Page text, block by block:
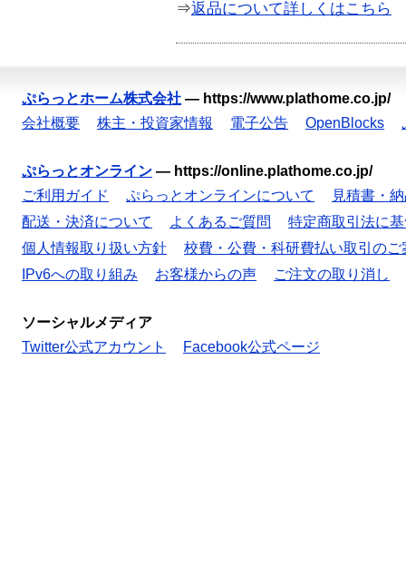
⇒返品について詳しくはこちら
ぷらっとホーム株式会社 — https://www.plathome.co.jp/
会社概要
株主・投資家情報 電子公告 OpenBlocks
ぷらっとオンライン — https://online.plathome.co.jp/
ご利用ガイド
ぷらっとオンラインについて
見積書・
配送・決済について
よくあるご質問
特定商取引法に
個人情報取り扱い方針
校費・公費・科研費払い取引のご
IPv6への取り組み
お客様からの声 ご注文の取り消し
ソーシャルメディア
Twitter公式アカウント
Facebook公式ページ